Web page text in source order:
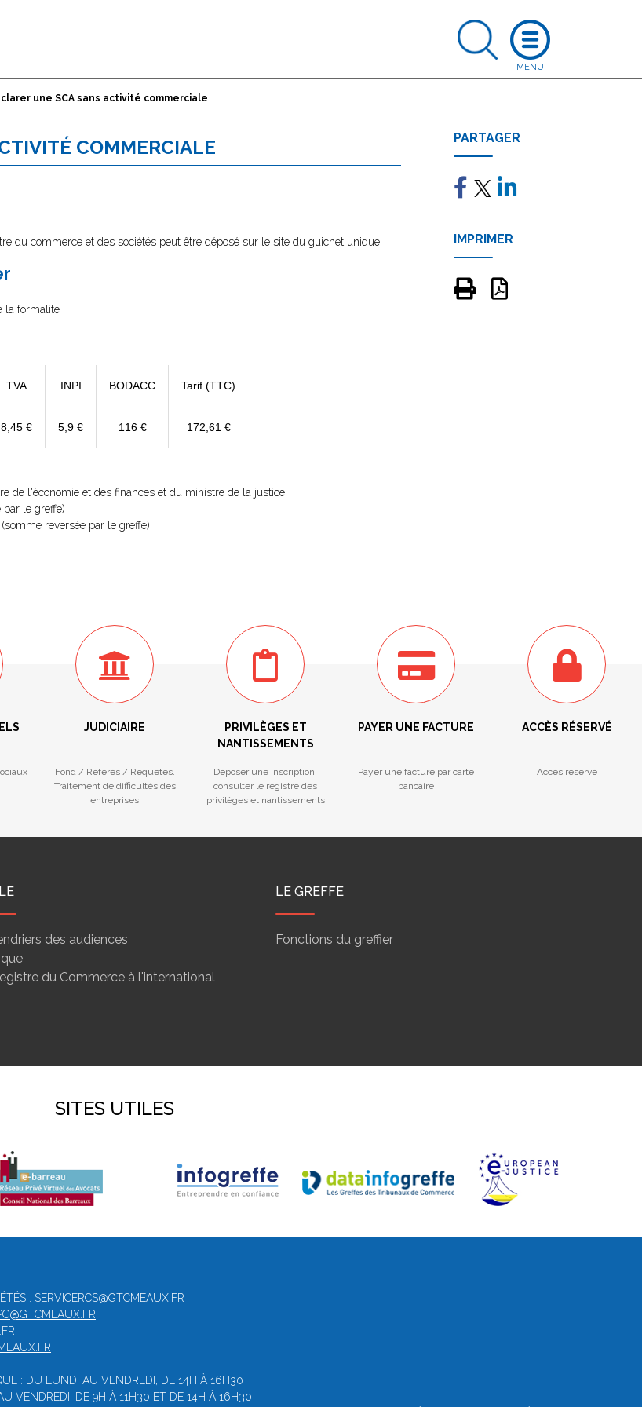
une SCA sans activité commerciale
COMMERCIALE
du commerce et des sociétés peut être déposé sur le site du guichet unique
la formalité
TVA INPI BODACC Tarif (TTC)
8,45 € 5,9 € 116 € 172,61 €
de l'économie et des finances et du ministre de la justice
par le greffe)
(somme reversée par le greffe)
PARTAGER
IMPRIMER
JUDICIAIRE
Fond / Référés / Requêtes.
Traitement de difficultés des
entreprises
PRIVILÈGES ET
NANTISSEMENTS
Déposer une inscription,
consulter le registre des
privilèges et nantissements
PAYER UNE FACTURE
Payer une facture par carte
bancaire
ACCÈS RÉSERVÉ
Accès réservé
des audiences
du Commerce à l'international
LE GREFFE
Fonctions du greffier
SITES UTILES
: SERVICERCS@GTCMEAUX.FR
: DU LUNDI AU VENDREDI, DE 14H À 16H30
VENDREDI, DE 9H À 11H30 ET DE 14H À 16H30